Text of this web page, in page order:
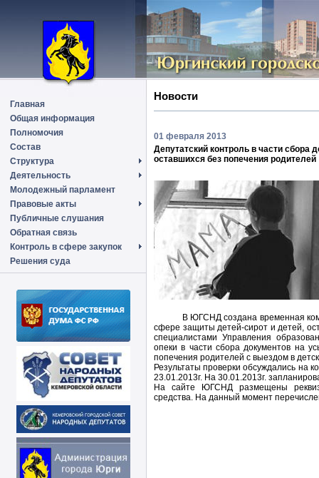
Главная
Общая информация
Полномочия
Состав
Структура
Деятельность
Молодежный парламент
Правовые акты
Публичные слушания
Обратная связь
Контроль в сфере закупок
Решения суда
Новости
01 февраля 2013
Депутатский контроль в части сбора
оставшихся без попечения родителей
В ЮГСНД создана временная
сфере защиты детей-сирот и детей,
специалистами Управления
опеки в части сбора документов на
попечения родителей с выездом в
Результаты проверки обсуждались на
23.01.2013г. На 30.01.2013г.
На сайте ЮГСНД размещены
средства. На данный момент